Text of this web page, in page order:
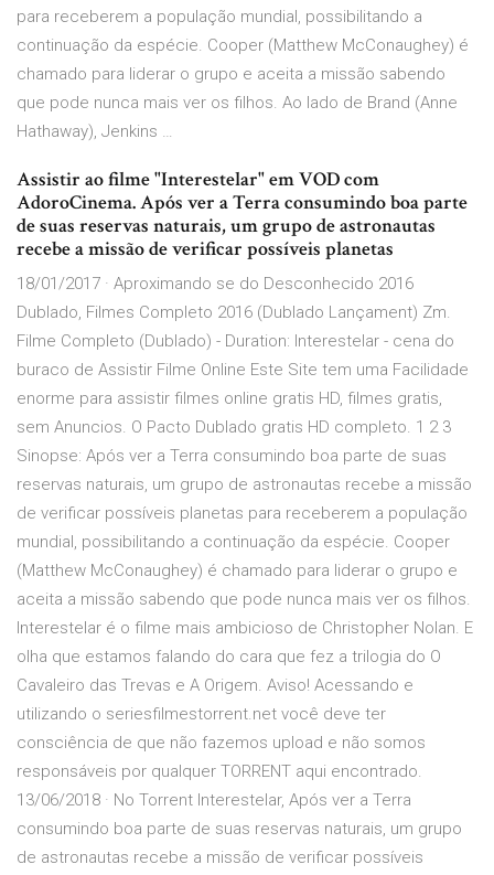
para receberem a população mundial, possibilitando a
continuação da espécie. Cooper (Matthew McConaughey) é
chamado para liderar o grupo e aceita a missão sabendo
que pode nunca mais ver os filhos. Ao lado de Brand (Anne
Hathaway), Jenkins …
Assistir ao filme "Interestelar" em VOD com
AdoroCinema. Após ver a Terra consumindo boa parte
de suas reservas naturais, um grupo de astronautas
recebe a missão de verificar possíveis planetas
18/01/2017 · Aproximando se do Desconhecido 2016
Dublado, Filmes Completo 2016 (Dublado Lançament) Zm.
Filme Completo (Dublado) - Duration: Interestelar - cena do
buraco de Assistir Filme Online Este Site tem uma Facilidade
enorme para assistir filmes online gratis HD, filmes gratis,
sem Anuncios. O Pacto Dublado gratis HD completo. 1 2 3
Sinopse: Após ver a Terra consumindo boa parte de suas
reservas naturais, um grupo de astronautas recebe a missão
de verificar possíveis planetas para receberem a população
mundial, possibilitando a continuação da espécie. Cooper
(Matthew McConaughey) é chamado para liderar o grupo e
aceita a missão sabendo que pode nunca mais ver os filhos.
Interestelar é o filme mais ambicioso de Christopher Nolan. E
olha que estamos falando do cara que fez a trilogia do O
Cavaleiro das Trevas e A Origem. Aviso! Acessando e
utilizando o seriesfilmestorrent.net você deve ter
consciência de que não fazemos upload e não somos
responsáveis por qualquer TORRENT aqui encontrado.
13/06/2018 · No Torrent Interestelar, Após ver a Terra
consumindo boa parte de suas reservas naturais, um grupo
de astronautas recebe a missão de verificar possíveis